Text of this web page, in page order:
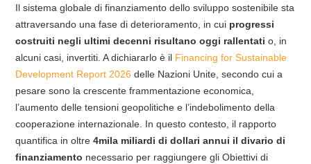
Il sistema globale di finanziamento dello sviluppo sostenibile sta
attraversando una fase di deterioramento, in cui progressi
costruiti negli ultimi decenni risultano oggi rallentati o, in
alcuni casi, invertiti. A dichiararlo è il Financing for Sustainable
Development Report 2026 delle Nazioni Unite, secondo cui a
pesare sono la crescente frammentazione economica,
l’aumento delle tensioni geopolitiche e l’indebolimento della
cooperazione internazionale. In questo contesto, il rapporto
quantifica in oltre 4mila miliardi di dollari annui il divario di
finanziamento necessario per raggiungere gli Obiettivi di